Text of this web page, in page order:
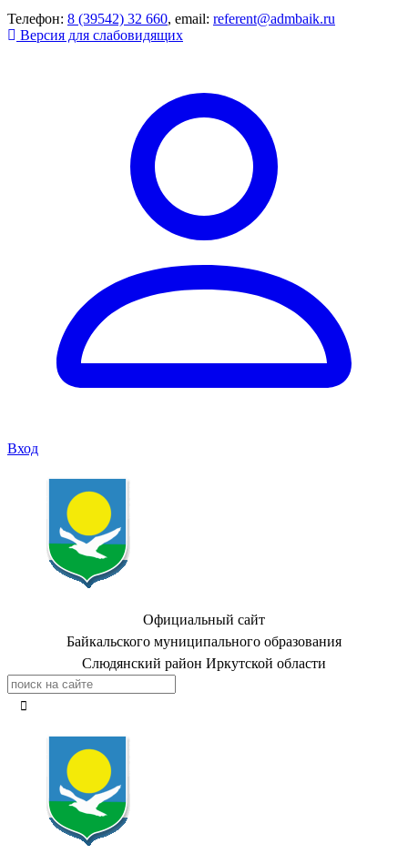
Телефон: 8 (39542) 32 660, email: referent@admbaik.ru
Версия для слабовидящих
Вход
Официальный сайт
Байкальского муниципального образования
Слюдянский район Иркутской области